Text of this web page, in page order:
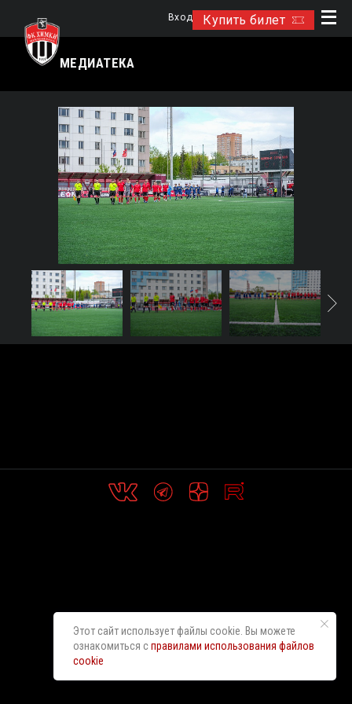
Купить билет
Вход
МЕДИАТЕКА
Этот сайт использует файлы cookie. Вы можете
ознакомиться справилами использования файлов
cookie